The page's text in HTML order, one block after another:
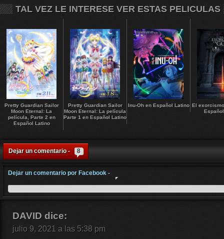
TAL VEZ LE INTERESE VER ESTAS PELICULAS
Pretty Guardian Sailor
Moon Eternal: La
película, Parte 2 en
Español Latino
Pretty Guardian Sailor
Moon Eternal: La película
Parte 1 en Español Latino
Inu-Oh en Español Latino El
Dejar un comentario - 8
Dejar un comentario por Facebook -
DAVID dice:
julio 9, 2021 a las 5:38 pm